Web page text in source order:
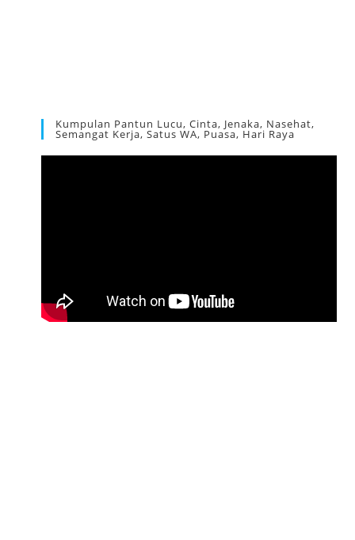
Kumpulan Pantun Lucu, Cinta, Jenaka, Nasehat,
Semangat Kerja, Satus WA, Puasa, Hari Raya